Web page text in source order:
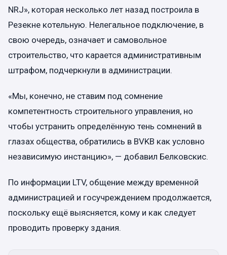
NRJ», которая несколько лет назад построила в
Резекне котельную. Нелегальное подключение, в
свою очередь, означает и самовольное
строительство, что карается административным
штрафом, подчеркнули в администрации.
«Мы, конечно, не ставим под сомнение
компетентность строительного управления, но
чтобы устранить определённую тень сомнений в
глазах общества, обратились в BVKB как условно
независимую инстанцию», — добавил Белковскис.
По информации LTV, общение между временной
администрацией и госучреждением продолжается,
поскольку ещё выясняется, кому и как следует
проводить проверку здания.